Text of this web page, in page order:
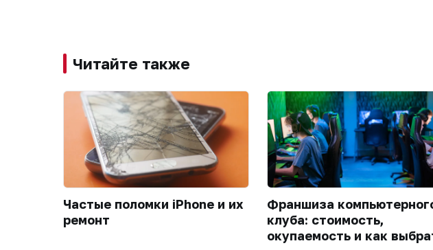
Читайте также
Частые поломки iPhone и их
ремонт
Франшиза
клуба: стоимость,
окупаемость и как